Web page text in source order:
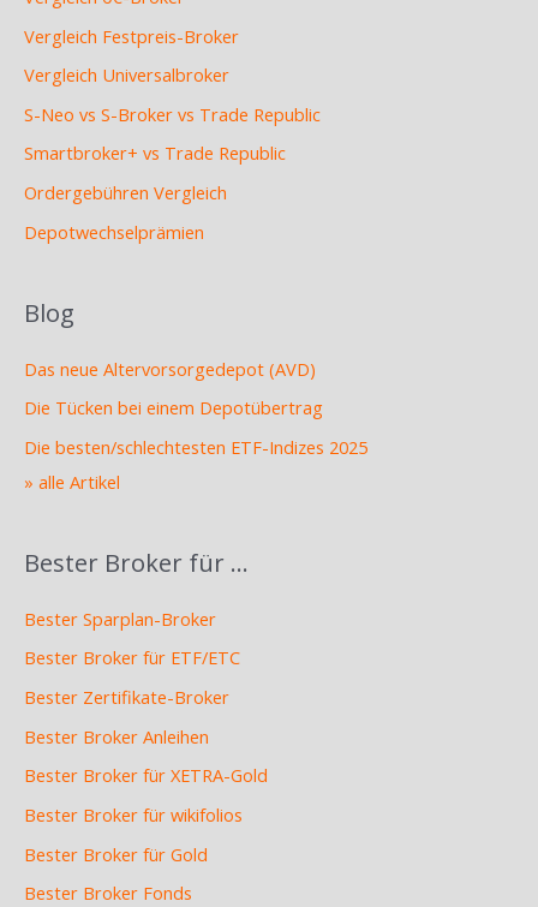
Vergleich Festpreis-Broker
Vergleich Universalbroker
S-Neo vs S-Broker vs Trade Republic
Smartbroker+ vs Trade Republic
Ordergebühren Vergleich
Depotwechselprämien
Blog
Das neue Altervorsorgedepot (AVD)
Die Tücken bei einem Depotübertrag
Die besten/schlechtesten ETF-Indizes 2025
» alle Artikel
Bester Broker für …
Bester Sparplan-Broker
Bester Broker für ETF/ETC
Bester Zertifikate-Broker
Bester Broker Anleihen
Bester Broker für XETRA-Gold
Bester Broker für wikifolios
Bester Broker für Gold
Bester Broker Fonds